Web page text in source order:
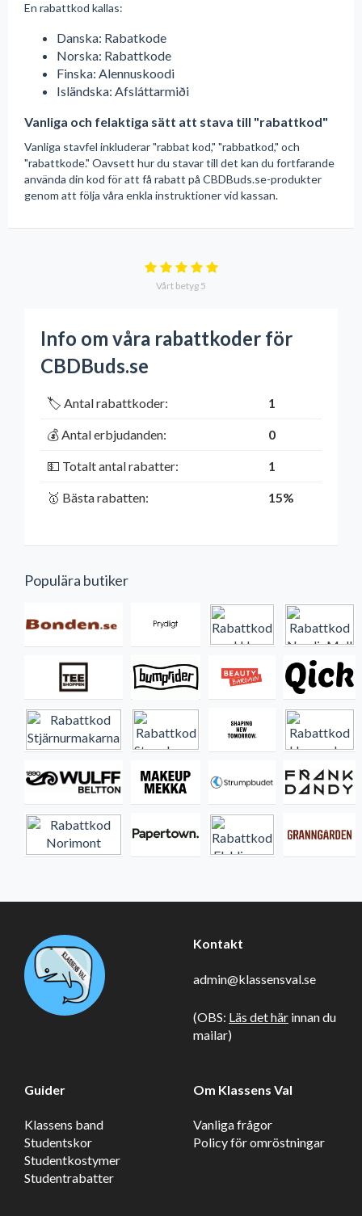
En rabattkod kallas:
Danska: Rabatkode
Norska: Rabattkode
Finska: Alennuskoodi
Isländska: Afsláttarmiði
Vanliga och felaktiga sätt att stava till "rabattkod"
Vanliga stavfel inkluderar "rabbat kod," "rabbatkod," och
"rabattkode." Oavsett hur du stavar till det kan du fortfarande
använda din kod för att få rabatt på CBDBuds.se-produkter
genom att följa våra enkla instruktioner vid kassan.
Vårt betyg 5
Info om våra rabattkoder för
CBDBuds.se
🏷️ Antal rabattkoder: 1
💰 Antal erbjudanden: 0
💵 Totalt antal rabatter: 1
🥇 Bästa rabatten: 15%
Populära butiker
Kontakt
admin@klassensval.se
(OBS: Läs det här innan du
mailar)
Guider
Klassens band
Studentskor
Studentkostymer
Studentrabatter
Om Klassens Val
Vanliga frågor
Policy för omröstningar